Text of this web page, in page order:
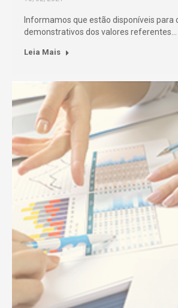
Informamos que estão disponíveis para
demonstrativos dos valores referentes…
Leia Mais